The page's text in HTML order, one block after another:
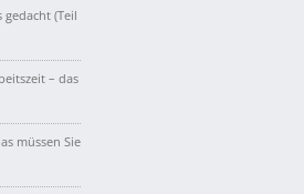
(Teil
– das
müssen Sie